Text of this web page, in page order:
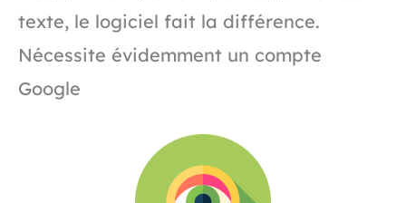
texte, le logiciel fait la différence.
Nécessite évidemment un compte
Google